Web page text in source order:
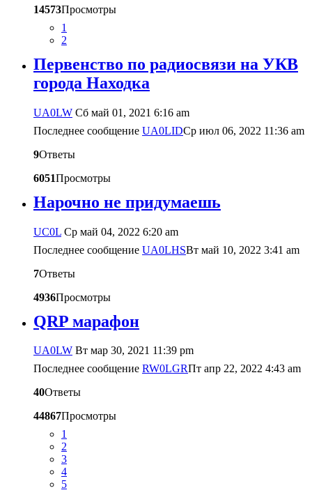
14573Просмотры
1
2
Первенство по радиосвязи на УКВ
города Находка
UA0LW Сб май 01, 2021 6:16 am
Последнее сообщение UA0LIDСр июл 06, 2022 11:36 am
9Ответы
6051Просмотры
Нарочно не придумаешь
UC0L Ср май 04, 2022 6:20 am
Последнее сообщение UA0LHSВт май 10, 2022 3:41 am
7Ответы
4936Просмотры
QRP марафон
UA0LW Вт мар 30, 2021 11:39 pm
Последнее сообщение RW0LGRПт апр 22, 2022 4:43 am
40Ответы
44867Просмотры
1
2
3
4
5